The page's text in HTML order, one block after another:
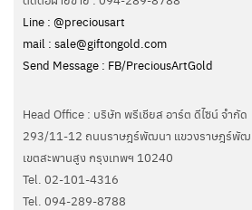
Line : @preciousart
mail : sale@giftongold.com
Send Message : FB/PreciousArtGold
Head Office : บริษัท พรีเชียส อาร์ต ดีไซน์ จำกัด
293/11-12 ถนนราษฎร์พัฒนา แขวงราษฎร์พัฒ
เขตสะพานสูง กรุงเทพฯ 10240
Tel. 02-101-4316
Tel. ‭094-289-8788‬